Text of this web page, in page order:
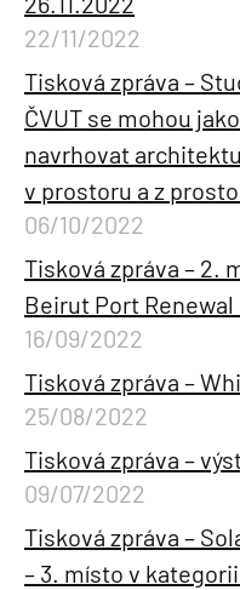
22/11/2022
Tisková zpráva –
ČVUT se mohou
navrhovat
v prostoru a z
06/10/2022
Tisková zpráva – 2.
Beirut Port
16/09/2022
Tisková zpráva –
25/08/2022
Tisková zpráva –
09/07/2022
Tisková zpráva –
– 3. místo v